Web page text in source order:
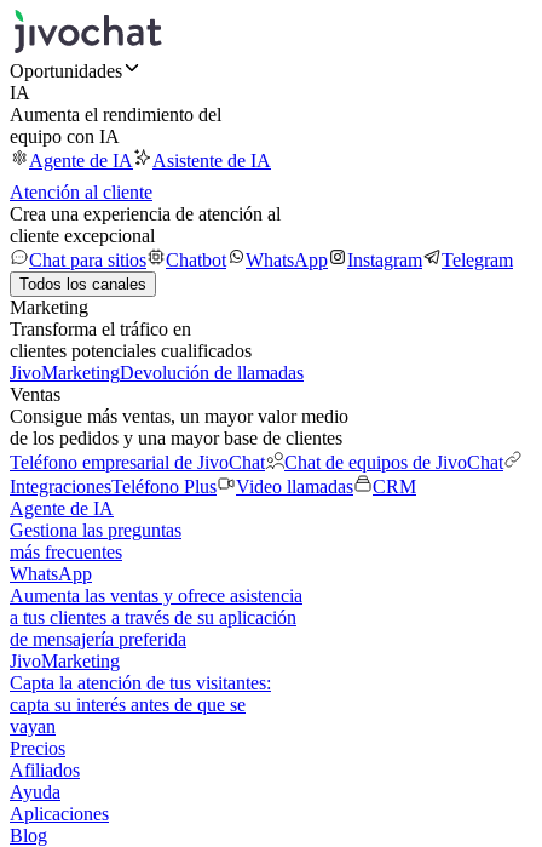
Oportunidades
IA
Aumenta el rendimiento del
equipo con IA
Agente de IA
Asistente de IA
Atención al cliente
Crea una experiencia de atención al
cliente excepcional
Chat para sitios
Chatbot WhatsApp Instagram Telegram
Todos los canales
Marketing
Transforma el tráfico en
clientes potenciales cualificados
JivoMarketingDevolución de llamadas
Ventas
Consigue más ventas, un mayor valor medio
de los pedidos y una mayor base de clientes
Teléfono empresarial de JivoChat
Chat de equipos de JivoChat
IntegracionesTeléfono Plus Video llamadas
CRM
Agente de IA
Gestiona las preguntas
más frecuentes
WhatsApp
Aumenta las ventas y ofrece asistencia
a tus clientes a través de su aplicación
de mensajería preferida
JivoMarketing
Capta la atención de tus visitantes:
capta su interés antes de que se
vayan
Precios
Afiliados
Ayuda
Aplicaciones
Blog